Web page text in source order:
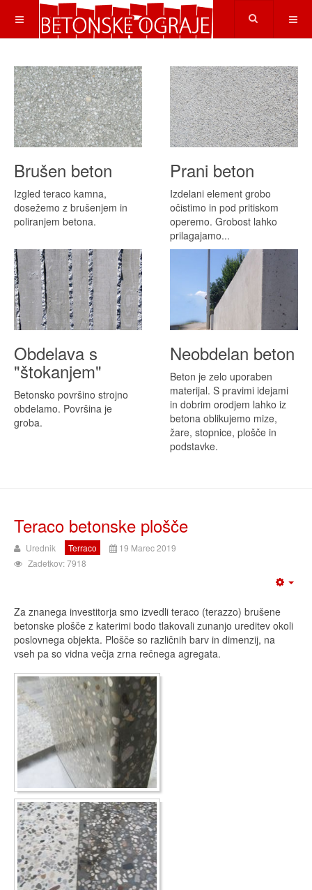
Brušen beton
Izgled teraco kamna,
dosežemo z brušenjem in
poliranjem betona.
Prani beton
Izdelani element grobo
očistimo in pod pritiskom
operemo. Grobost lahko
prilagajamo...
Obdelava s
"štokanjem"
Betonsko površino strojno
obdelamo. Površina je
groba.
Neobdelan beton
Beton je zelo uporaben
materijal. S pravimi idejami
in dobrim orodjem lahko iz
betona oblikujemo mize,
žare, stopnice, plošče in
podstavke.
Teraco betonske plošče
Urednik Terraco
19 Marec 2019
Zadetkov: 7918
Za znanega investitorja smo izvedli teraco (terazzo) brušene
betonske plošče z katerimi bodo tlakovali zunanjo ureditev okoli
poslovnega objekta. Plošče so različnih barv in dimenzij, na
vseh pa so vidna večja zrna rečnega agregata.